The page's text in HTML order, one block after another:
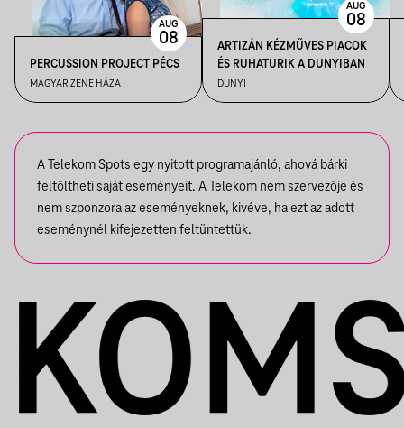
PERCUSSION PROJECT PÉCS
MAGYAR ZENE HÁZA
AUG
08
ARTIZÁN KÉZMŰVES PIACOK
ÉS RUHATURIK A DUNYIBAN
DUNYI
AUG
08
A Telekom Spots egy nyitott programajánló, ahová bárki
feltöltheti saját eseményeit. A Telekom nem szervezője és
nem szponzora az eseményeknek, kivéve, ha ezt az adott
eseménynél kifejezetten feltüntettük.